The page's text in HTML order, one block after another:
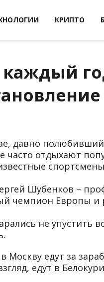
КРИПТО
каждый
давно
часто отдыхают
Шубенков –
чемпион Европы и
не упустить
едут за
едут в